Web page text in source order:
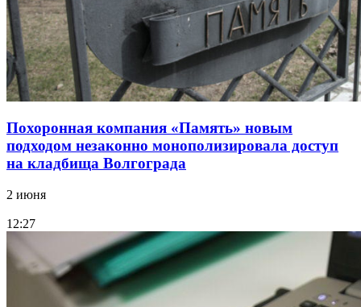
Похоронная компания «Память» новым
подходом незаконно монополизировала доступ
на кладбища Волгограда
2 июня
12:27